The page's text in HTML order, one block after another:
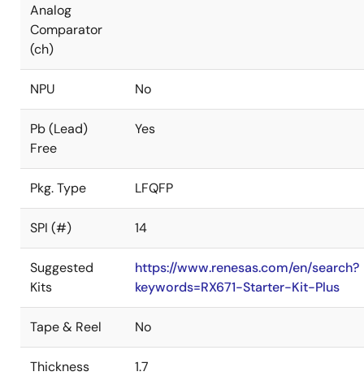
Analog
Comparator
(ch)
NPU No
Pb (Lead)
Free
Yes
Pkg. Type LFQFP
SPI (#) 14
Suggested
Kits
https://www.renesas.com/en/search?
keywords=RX671-Starter-Kit-Plus
Tape & Reel No
Thickness
1.7